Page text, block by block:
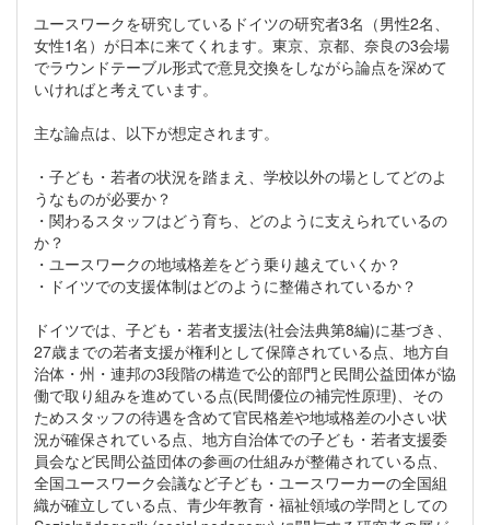
ユースワークを研究しているドイツの研究者3名（男性2名、
女性1名）が日本に来てくれます。東京、京都、奈良の3会場
でラウンドテーブル形式で意見交換をしながら論点を深めて
いければと考えています。
主な論点は、以下が想定されます。
・子ども・若者の状況を踏まえ、学校以外の場としてどのよ
うなものが必要か？
・関わるスタッフはどう育ち、どのように支えられているの
か？
・ユースワークの地域格差をどう乗り越えていくか？
・ドイツでの支援体制はどのように整備されているか？
ドイツでは、子ども・若者支援法(社会法典第8編)に基づき、
27歳までの若者支援が権利として保障されている点、地方自
治体・州・連邦の3段階の構造で公的部門と民間公益団体が協
働で取り組みを進めている点(民間優位の補完性原理)、その
ためスタッフの待遇を含めて官民格差や地域格差の小さい状
況が確保されている点、地方自治体での子ども・若者支援委
員会など民間公益団体の参画の仕組みが整備されている点、
全国ユースワーク会議など子ども・ユースワーカーの全国組
織が確立している点、青少年教育・福祉領域の学問としての